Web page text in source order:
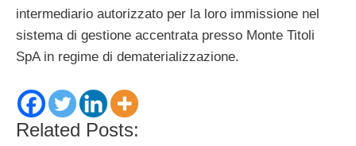
intermediario autorizzato per la loro immissione nel
sistema di gestione accentrata presso Monte Titoli
SpA in regime di dematerializzazione.
Related Posts: